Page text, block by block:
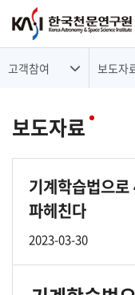
고객참여 보도자
보도자료
기계학습법으
파헤친다
2023-03-30